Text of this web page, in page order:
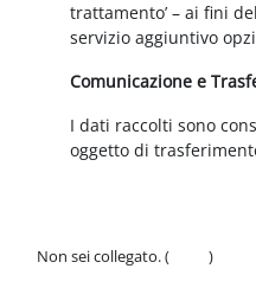
trattamento’ – ai fini
servizio aggiuntivo
Comunicazione e
I dati raccolti sono
oggetto di
Non sei collegato. (
)